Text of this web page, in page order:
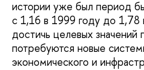
истории уже был период
с 1,16 в 1999 году до 1,78
достичь целевых значений
потребуются новые
экономического и